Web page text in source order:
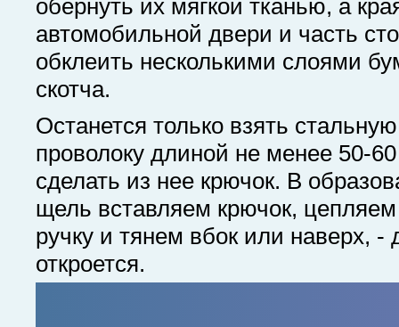
обернуть их мягкой тканью, а
автомобильной двери и часть
обклеить несколькими слоями
скотча.
Останется только взять
проволоку длиной не менее 50-
сделать из нее крючок. В
щель вставляем крючок,
ручку и тянем вбок или наверх, -
откроется.